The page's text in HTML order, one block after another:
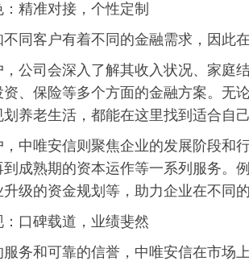
精准对接，个性定制
不同客户有着不同的金融需求，因此
公司会深入了解其收入状况、家庭
、保险等多个方面的金融方案。无
养老生活，都能在这里找到适合自
中唯安信则聚焦企业的发展阶段和
成熟期的资本运作等一系列服务。
级的资金规划等，助力企业在不同
口碑载道，业绩斐然
务和可靠的信誉，中唯安信在市场